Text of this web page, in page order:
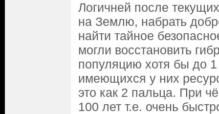
Логичней после
на Землю, набрать
найти тайное
могли восстановить
популяцию хотя бы до
имеющихся у них
это как 2 пальца. При
100 лет т.е. очень